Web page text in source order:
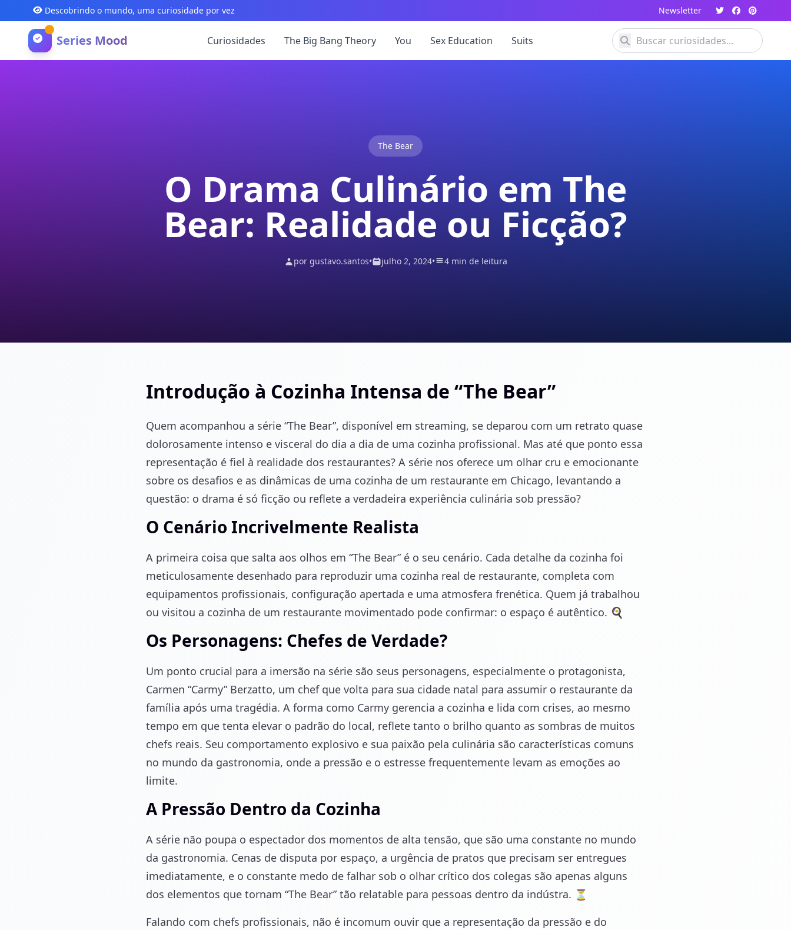
Descobrindo o mundo, uma curiosidade por vez Newsletter
Series Mood Curiosidades The Big Bang Theory You Sex Education Suits
The Bear
O Drama Culinário em The
Bear: Realidade ou Ficção?
por gustavo.santos• julho 2, 2024• 4 min de leitura
Introdução à Cozinha Intensa de “The Bear”
Quem acompanhou a série “The Bear”, disponível em streaming, se deparou com um retrato quase
dolorosamente intenso e visceral do dia a dia de uma cozinha profissional. Mas até que ponto essa
representação é fiel à realidade dos restaurantes? A série nos oferece um olhar cru e emocionante
sobre os desafios e as dinâmicas de uma cozinha de um restaurante em Chicago, levantando a
questão: o drama é só ficção ou reflete a verdadeira experiência culinária sob pressão?
O Cenário Incrivelmente Realista
A primeira coisa que salta aos olhos em “The Bear” é o seu cenário. Cada detalhe da cozinha foi
meticulosamente desenhado para reproduzir uma cozinha real de restaurante, completa com
equipamentos profissionais, configuração apertada e uma atmosfera frenética. Quem já trabalhou
ou visitou a cozinha de um restaurante movimentado pode confirmar: o espaço é autêntico. 🍳
Os Personagens: Chefes de Verdade?
Um ponto crucial para a imersão na série são seus personagens, especialmente o protagonista,
Carmen “Carmy” Berzatto, um chef que volta para sua cidade natal para assumir o restaurante da
família após uma tragédia. A forma como Carmy gerencia a cozinha e lida com crises, ao mesmo
tempo em que tenta elevar o padrão do local, reflete tanto o brilho quanto as sombras de muitos
chefs reais. Seu comportamento explosivo e sua paixão pela culinária são características comuns
no mundo da gastronomia, onde a pressão e o estresse frequentemente levam as emoções ao
limite.
A Pressão Dentro da Cozinha
A série não poupa o espectador dos momentos de alta tensão, que são uma constante no mundo
da gastronomia. Cenas de disputa por espaço, a urgência de pratos que precisam ser entregues
imediatamente, e o constante medo de falhar sob o olhar crítico dos colegas são apenas alguns
dos elementos que tornam “The Bear” tão relatable para pessoas dentro da indústra. ⏳
Falando com chefs profissionais, não é incomum ouvir que a representação da pressão e do